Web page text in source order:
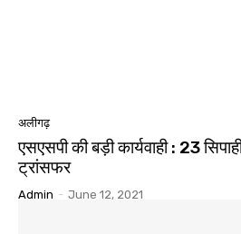
अलीगढ़
एसएसपी की बड़ी कार्यवाही : 23
ट्रांसफर
Admin - June 12, 2021